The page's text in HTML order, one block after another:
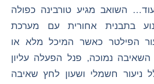
השואב מגיע טורבינה כפולה
בתבנית אחורית עם מערכת
הפילטר כאשר המיכל מלא או
נמוכה, פנל הפעלה עליון
ניעור חשמלי ושעון לחץ שאיבה